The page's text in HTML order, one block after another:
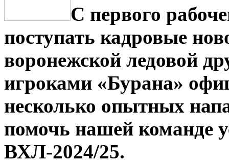
С первого
поступать кадровые
воронежской ледовой
игроками «Бурана»
несколько опытных
помочь нашей команде
ВХЛ-2024/25.